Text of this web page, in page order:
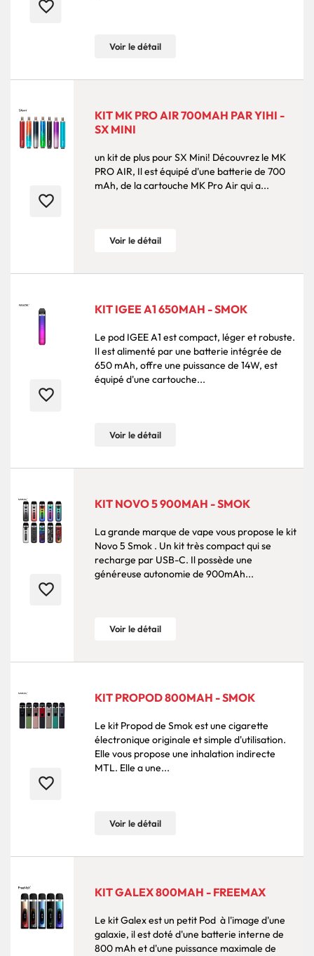
favorite_border
Voir le détail
favorite_border
KIT MK PRO AIR 700MAH PAR YIHI -
SX MINI
un kit de plus pour SX Mini! Découvrez le MK
PRO AIR, Il est équipé d'une batterie de 700
mAh, de la cartouche MK Pro Air qui a...
Voir le détail
favorite_border
KIT IGEE A1 650MAH - SMOK
Le pod IGEE A1 est compact, léger et robuste.
Il est alimenté par une batterie intégrée de
650 mAh, offre une puissance de 14W, est
équipé d'une cartouche...
Voir le détail
favorite_border
KIT NOVO 5 900MAH - SMOK
La grande marque de vape vous propose le kit
Novo 5 Smok . Un kit très compact qui se
recharge par USB-C. Il possède une
généreuse autonomie de 900mAh...
Voir le détail
favorite_border
KIT PROPOD 800MAH - SMOK
Le kit Propod de Smok est une cigarette
électronique originale et simple d'utilisation.
Elle vous propose une inhalation indirecte
MTL. Elle a une...
Voir le détail
KIT GALEX 800MAH - FREEMAX
Le kit Galex est un petit Pod à l'image d'une
galaxie, il est doté d'une batterie interne de
800 mAh et d'une puissance maximale de